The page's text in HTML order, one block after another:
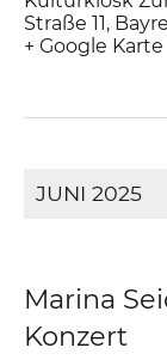
Straße 11
+ Google Karte
JUNI 2025
Marina
Konzert